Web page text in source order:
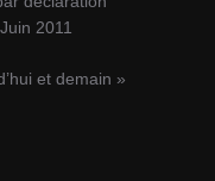
2011
et demain »